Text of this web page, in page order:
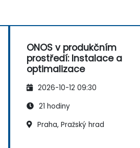
ONOS v produkčním
prostředí: Instalace a
optimalizace
2026-10-12 09:30
21 hodiny
Praha, Pražský hrad